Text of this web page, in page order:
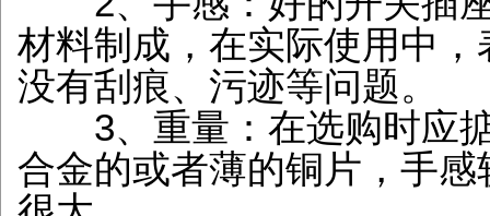
材料制成，在实际使用中
没有刮痕、污迹等问题。
3、重量：在选购时应掂
合金的或者薄的铜片，手